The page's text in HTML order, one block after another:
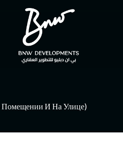
Помещении И На Улице)